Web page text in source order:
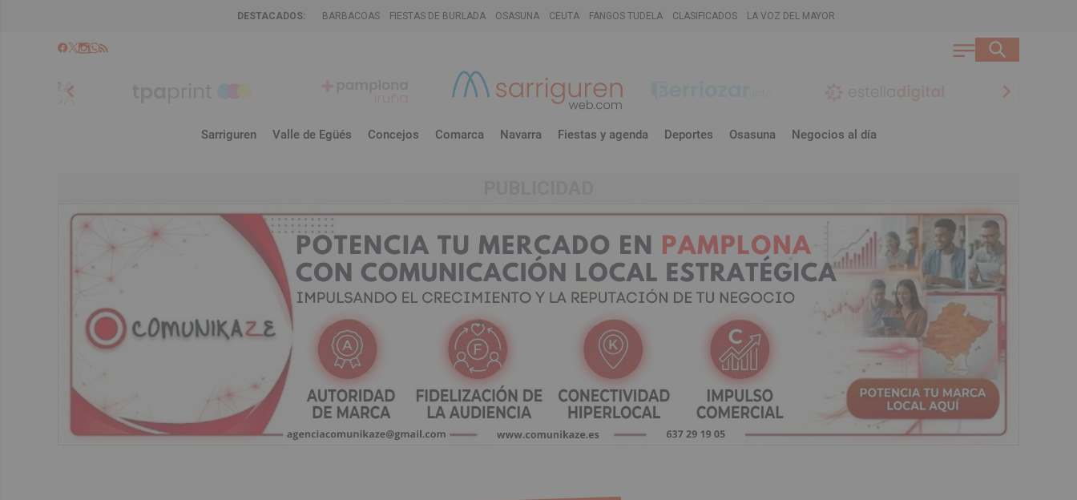
DESTACADOS: BARBACOAS FIESTAS DE BURLADA OSASUNA CEUTA FANGOS TUDELA CLASIFICADOS LA VOZ DEL MAYOR
chevron_left chevron_right
Sarriguren Valle de Egüés Concejos Comarca Navarra Fiestas y agenda Deportes Osasuna Negocios al día